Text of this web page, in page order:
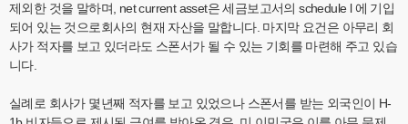
제외한 것을 말하며, net current asset은 세금보고서의 schedule l 에 기입
되어 있는 것으로회사의 현재 자산을 말합니다. 마지막 요건은 아무리 회
사가 적자를 보고 있더라도 스폰서가 될 수 있는 기회를 마련해 주고 있습
니다.
실례로 회사가 몇년째 적자를 보고 있었으나 스폰서를 받는 외국인이 H-